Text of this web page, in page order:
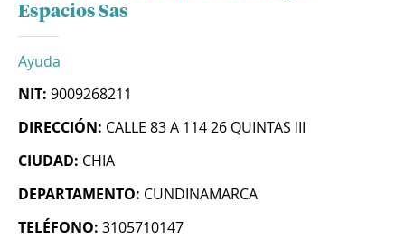
Espacios Sas
Ayuda
NIT: 9009268211
DIRECCIÓN: CALLE 83 A 114 26 QUINTAS III
CIUDAD: CHIA
DEPARTAMENTO: CUNDINAMARCA
TELÉFONO: 3105710147